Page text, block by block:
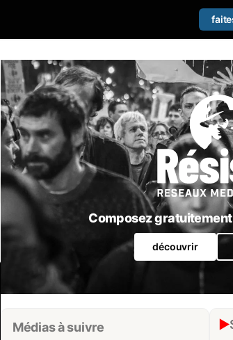
Composez
découvrir
Médias à suivre ▶